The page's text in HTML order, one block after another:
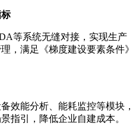
等系统无缝对接，实现生产
，满足《梯度建设要素条件》
效能分析、能耗监控等模块，
指引，降低企业自建成本。